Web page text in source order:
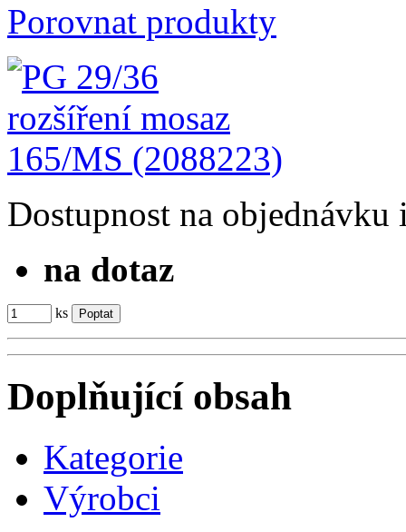
Porovnat produkty
Dostupnost na objednávku
na dotaz
ks
Doplňující obsah
Kategorie
Výrobci